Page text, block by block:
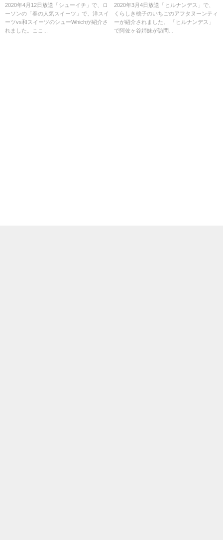
（4月12日）
2020年4月12日放送「シューイチ」で、ロ
ーソンの「春の人気スイーツ」で、洋スイ
ーツvs和スイーツのシューWhichが紹介さ
れました。ここ...
ス」阿佐ヶ谷姉妹興奮？
2020年3月4日放送「ヒルナンデス」で、
くらしき桃子のいちごのアフタヌーンティ
ーが紹介されました。 「ヒルナンデス」
で阿佐ヶ谷姉妹が訪問...